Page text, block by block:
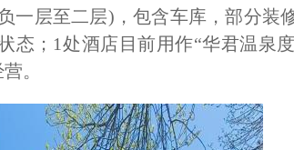
一层至二层)，包含车库，部分装
；1处酒店目前用作“华君温泉
。